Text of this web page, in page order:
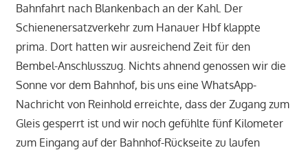
Bahnfahrt nach Blankenbach an der Kahl. Der
Schienenersatzverkehr zum Hanauer Hbf klappte
prima. Dort hatten wir ausreichend Zeit für den
Bembel-Anschlusszug. Nichts ahnend genossen wir die
Sonne vor dem Bahnhof, bis uns eine WhatsApp-
Nachricht von Reinhold erreichte, dass der Zugang zum
Gleis gesperrt ist und wir noch gefühlte fünf Kilometer
zum Eingang auf der Bahnhof-Rückseite zu laufen